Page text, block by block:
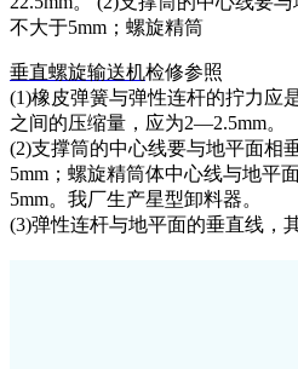
不大于5mm；螺旋精筒
垂直螺旋输送机检修参照
(1)橡皮弹簧与弹性连杆的拧力应
之间的压缩量，应为2—2.5mm。
(2)支撑筒的中心线要与地平面相
5mm；螺旋精筒体中心线与地平
5mm。我厂生产星型卸料器。
(3)弹性连杆与地平面的垂直线，